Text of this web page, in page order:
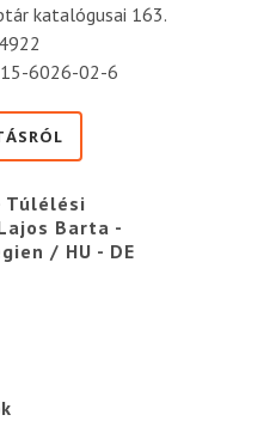
katalógusai 163.
6026-02-6
Túlélési
Barta -
/ HU - DE